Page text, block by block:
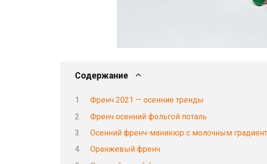
Содержание
Френч 2021 — осенние тренды
Френч осенний фольгой поталь
Осенний френч-маникюр с молочным
Оранжевый френч